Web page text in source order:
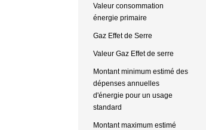
Valeur consommation
énergie primaire
Gaz Effet de Serre
Valeur Gaz Effet de serre
Montant minimum estimé des
dépenses annuelles
d'énergie pour un usage
standard
Montant maximum estimé